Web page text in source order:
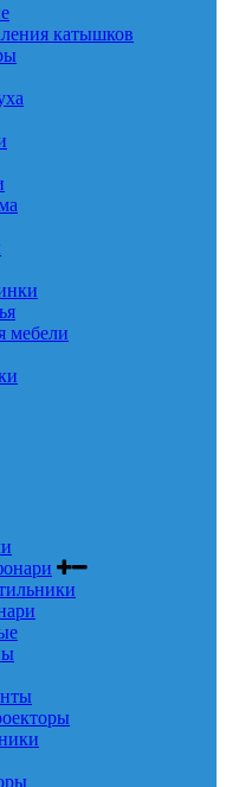
катышков
мебели